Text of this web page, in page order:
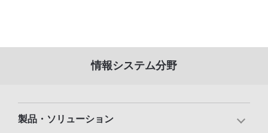
情報システム分野
製品・ソリューション